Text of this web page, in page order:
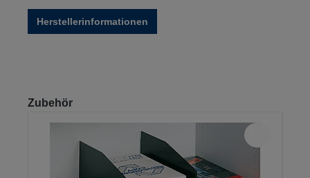
Herstellerinformationen
Produktgalerie überspringen
Zubehör